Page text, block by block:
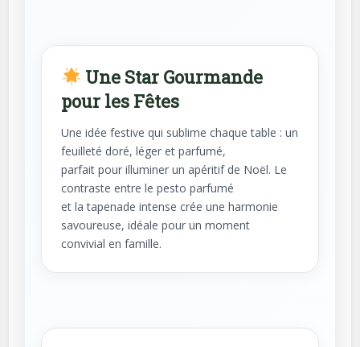
Une Star Gourmande
pour les Fêtes
Une idée festive qui sublime chaque table : un
feuilleté doré, léger et parfumé,
parfait pour illuminer un apéritif de Noël. Le
contraste entre le pesto parfumé
et la tapenade intense crée une harmonie
savoureuse, idéale pour un moment
convivial en famille.